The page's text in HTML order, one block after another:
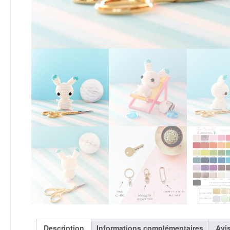
Description Informations complémentaires